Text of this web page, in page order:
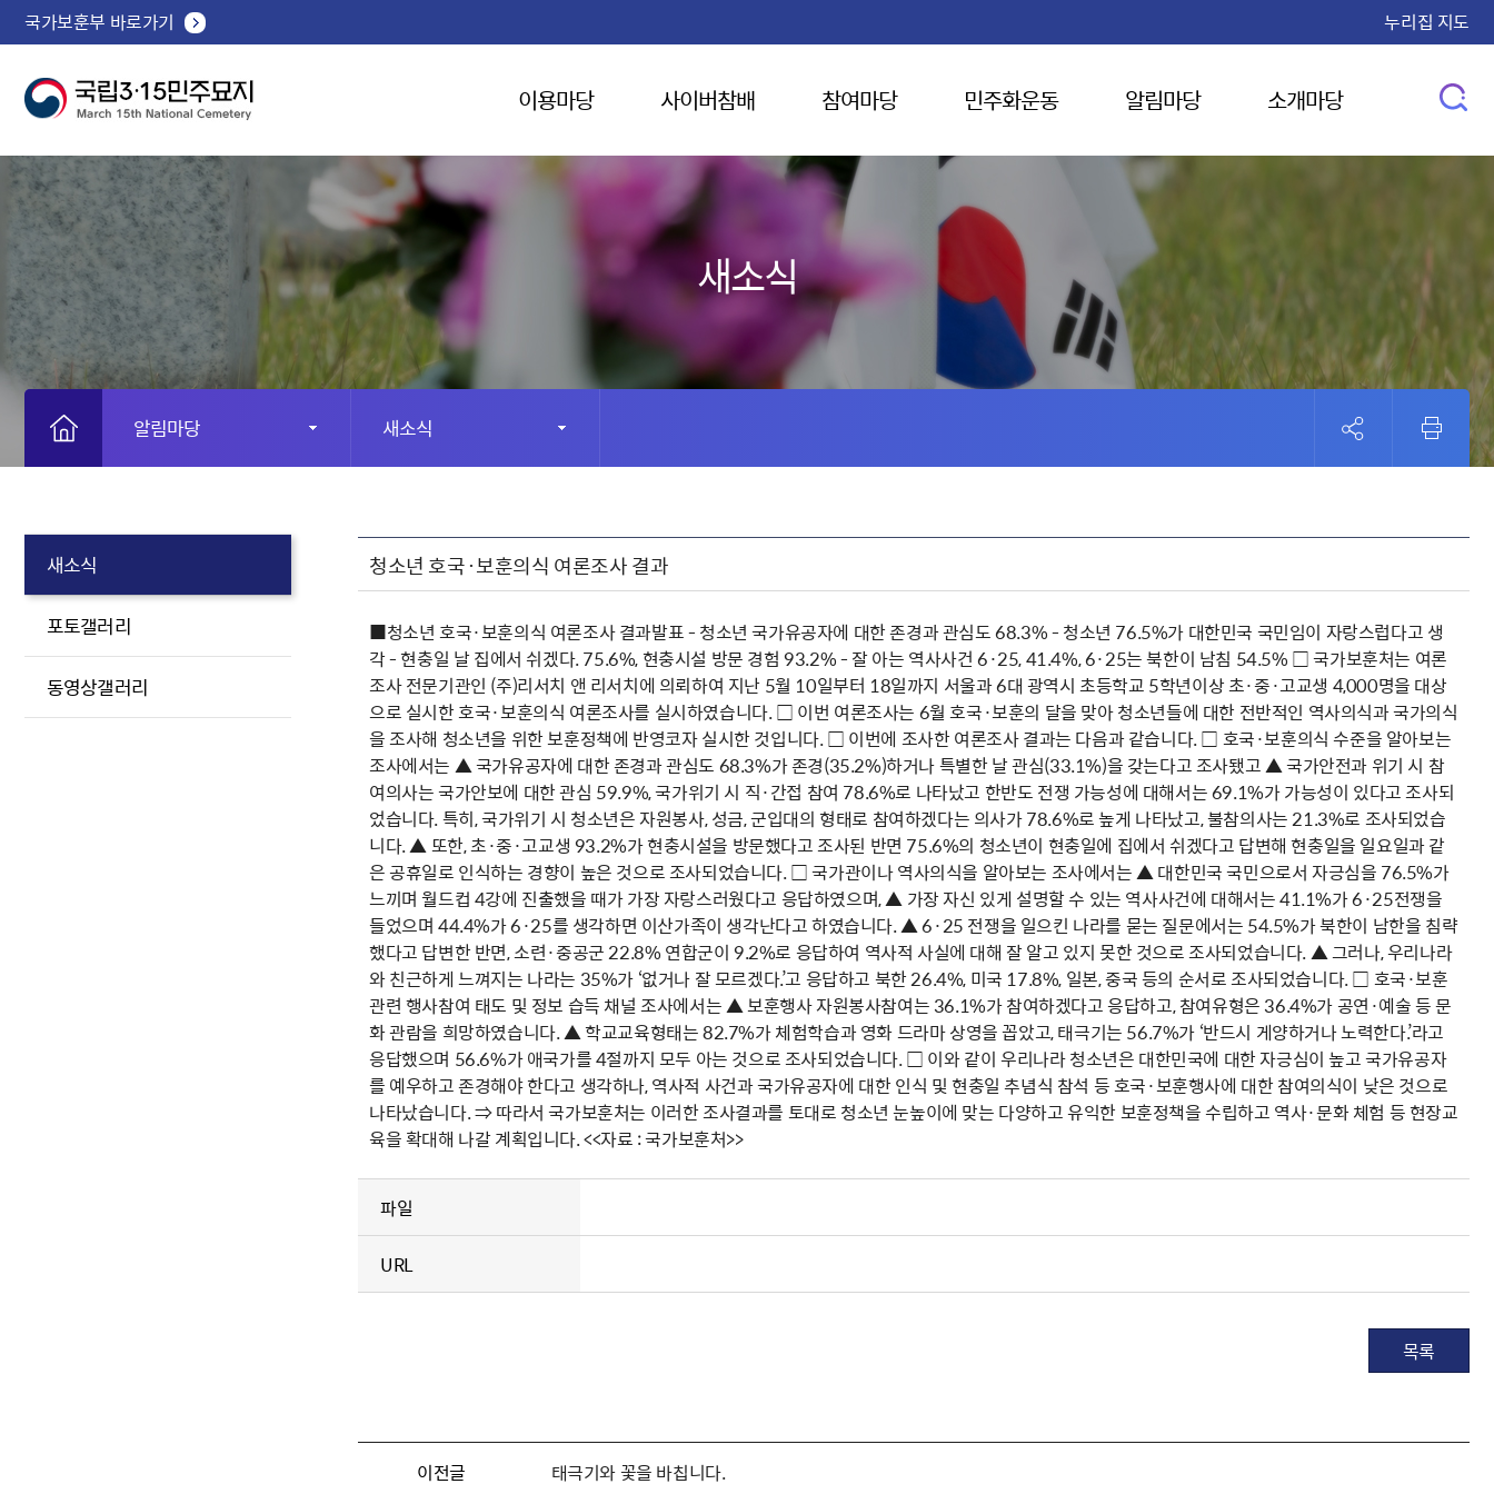
국가보훈부 바로가기 누리집 지도
이용마당 사이버참배 참여마당 민주화운동 알림마당 소개마당
새소식
알림마당 새소식
새소식
포토갤러리
동영상갤러리
청소년 호국·보훈의식 여론조사 결과
■청소년 호국·보훈의식 여론조사 결과발표 - 청소년 국가유공자에 대한 존경과 관심도 68.3% - 청소년 76.5%가 대한민국 국민임이 자랑스럽다고 생
각 - 현충일 날 집에서 쉬겠다. 75.6%, 현충시설 방문 경험 93.2% - 잘 아는 역사사건 6·25, 41.4%, 6·25는 북한이 남침 54.5% □ 국가보훈처는 여론
조사 전문기관인 (주)리서치 앤 리서치에 의뢰하여 지난 5월 10일부터 18일까지 서울과 6대 광역시 초등학교 5학년이상 초·중·고교생 4,000명을 대상
으로 실시한 호국·보훈의식 여론조사를 실시하였습니다. □ 이번 여론조사는 6월 호국·보훈의 달을 맞아 청소년들에 대한 전반적인 역사의식과 국가의식
을 조사해 청소년을 위한 보훈정책에 반영코자 실시한 것입니다. □ 이번에 조사한 여론조사 결과는 다음과 같습니다. □ 호국·보훈의식 수준을 알아보는
조사에서는 ▲ 국가유공자에 대한 존경과 관심도 68.3%가 존경(35.2%)하거나 특별한 날 관심(33.1%)을 갖는다고 조사됐고 ▲ 국가안전과 위기 시 참
여의사는 국가안보에 대한 관심 59.9%, 국가위기 시 직·간접 참여 78.6%로 나타났고 한반도 전쟁 가능성에 대해서는 69.1%가 가능성이 있다고 조사되
었습니다. 특히, 국가위기 시 청소년은 자원봉사, 성금, 군입대의 형태로 참여하겠다는 의사가 78.6%로 높게 나타났고, 불참의사는 21.3%로 조사되었습
니다. ▲ 또한, 초·중·고교생 93.2%가 현충시설을 방문했다고 조사된 반면 75.6%의 청소년이 현충일에 집에서 쉬겠다고 답변해 현충일을 일요일과 같
은 공휴일로 인식하는 경향이 높은 것으로 조사되었습니다. □ 국가관이나 역사의식을 알아보는 조사에서는 ▲ 대한민국 국민으로서 자긍심을 76.5%가
느끼며 월드컵 4강에 진출했을 때가 가장 자랑스러웠다고 응답하였으며, ▲ 가장 자신 있게 설명할 수 있는 역사사건에 대해서는 41.1%가 6·25전쟁을
들었으며 44.4%가 6·25를 생각하면 이산가족이 생각난다고 하였습니다. ▲ 6·25 전쟁을 일으킨 나라를 묻는 질문에서는 54.5%가 북한이 남한을 침략
했다고 답변한 반면, 소련·중공군 22.8% 연합군이 9.2%로 응답하여 역사적 사실에 대해 잘 알고 있지 못한 것으로 조사되었습니다. ▲ 그러나, 우리나라
와 친근하게 느껴지는 나라는 35%가 ‘없거나 잘 모르겠다.’고 응답하고 북한 26.4%, 미국 17.8%, 일본, 중국 등의 순서로 조사되었습니다. □ 호국·보훈
관련 행사참여 태도 및 정보 습득 채널 조사에서는 ▲ 보훈행사 자원봉사참여는 36.1%가 참여하겠다고 응답하고, 참여유형은 36.4%가 공연·예술 등 문
화 관람을 희망하였습니다. ▲ 학교교육형태는 82.7%가 체험학습과 영화 드라마 상영을 꼽았고, 태극기는 56.7%가 ‘반드시 게양하거나 노력한다.’라고
응답했으며 56.6%가 애국가를 4절까지 모두 아는 것으로 조사되었습니다. □ 이와 같이 우리나라 청소년은 대한민국에 대한 자긍심이 높고 국가유공자
를 예우하고 존경해야 한다고 생각하나, 역사적 사건과 국가유공자에 대한 인식 및 현충일 추념식 참석 등 호국·보훈행사에 대한 참여의식이 낮은 것으로
나타났습니다. ⇒ 따라서 국가보훈처는 이러한 조사결과를 토대로 청소년 눈높이에 맞는 다양하고 유익한 보훈정책을 수립하고 역사·문화 체험 등 현장교
육을 확대해 나갈 계획입니다. <<자료 : 국가보훈처>>
파일
URL
목록
이전글 태극기와 꽃을 바칩니다.